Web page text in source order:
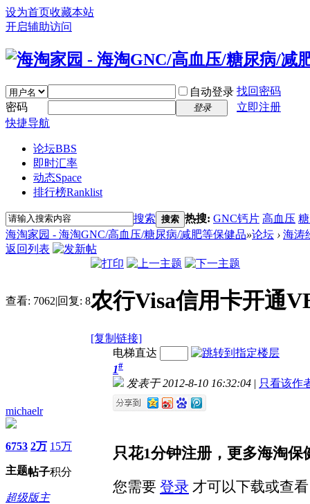
设为首页收藏本站
开启辅助访问
自动登录 找回密码
密码
登录
立即注册
快捷导航
论坛BBS
即时汇率
动态Space
排行榜Ranklist
搜索 搜索 热搜: GNC钙片 高血压
海淘家园 - 海淘GNC/高血压/糖尿病/减肥等保健品»论坛 › 海涛
返回列表
查看: 7062|回复: 8农行Visa信用卡开通
[复制链接]
michaelr
6753
主题
2万
帖子
15万
积分
超级版主
电梯直达
1#
发表于 2012-8-10 16:32:04 | 只看该作
只花1分钟注册，更多海淘保
您需要 登录 才可以下载或查